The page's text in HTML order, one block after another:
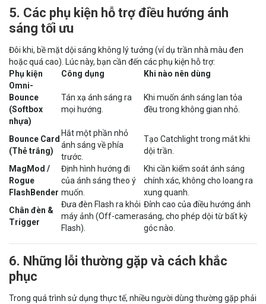
5. Các phụ kiện hỗ trợ điều hướng ánh
sáng tối ưu
Đôi khi, bề mặt dội sáng không lý tưởng (ví dụ trần nhà màu đen
hoặc quá cao). Lúc này, bạn cần đến các phụ kiện hỗ trợ:
Phụ kiện
Công dụng
Khi nào nên dùng
Omni-
Bounce
(Softbox
nhựa)
Tán xạ ánh sáng ra
mọi hướng.
Khi muốn ánh sáng lan tỏa
đều trong không gian nhỏ.
Bounce Card
(Thẻ trắng)
Hắt một phần nhỏ
ánh sáng về phía
trước.
Tạo Catchlight trong mắt khi
dội trần.
MagMod /
Rogue
FlashBender
Định hình hướng đi
của ánh sáng theo ý
muốn.
Khi cần kiểm soát ánh sáng
chính xác, không cho loang ra
xung quanh.
Chân đèn &
Trigger
Đưa đèn Flash ra khỏi
máy ảnh (Off-camera
Flash).
Đỉnh cao của điều hướng ánh
sáng, cho phép dội từ bất kỳ
góc nào.
6. Những lỗi thường gặp và cách khắc
phục
Trong quá trình sử dụng thực tế, nhiều người dùng thường gặp phải